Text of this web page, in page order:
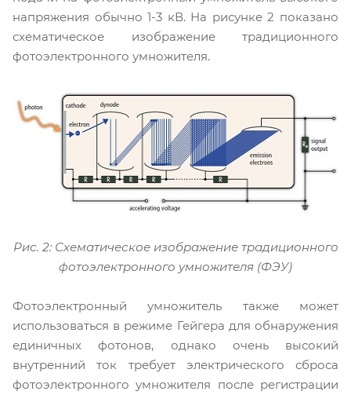
напряжения обычно 1-3 кВ. На рисунке 2 показано
схематическое изображение традиционного
фотоэлектронного умножителя.
Рис. 2: Схематическое изображение традиционного
фотоэлектронного умножителя (ФЭУ)
Фотоэлектронный умножитель также может
использоваться в режиме Гейгера для обнаружения
единичных фотонов, однако очень высокий
внутренний ток требует электрического сброса
фотоэлектронного умножителя после регистрации